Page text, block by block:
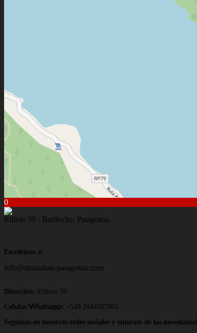
0
Elflein 59 - Bariloche, Patagonia.
Escribinos a:
info@shanahan-patagonia.com
Dirección:
Elflein 59
Celular/Whatsapp : +549 2944507003
Seguinos en nuestras redes sociales y enterate de las novedades!